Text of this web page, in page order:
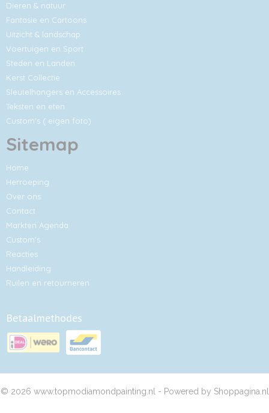
Dieren & natuur
Fantasie en Cartoons
Uitzicht & landschap
Voertuigen en Sport
Steden en Landen
Kerst Collectie
Sleutelhangers en Accessoires
Teksten en eten
Custom's ( eigen foto)
Sitemap
Home
Herroeping
Over ons
Contact
Markten Agenda
Custom's
Reacties
Handleiding
Ruilen en retourneren
Betaalmethodes
© 2026 www.topmodiamondpainting.nl - Powered by Shoppagina.nl